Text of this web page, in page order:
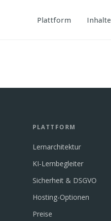
Plattform Inhalte
PLATTFORM
Lernarchitektur
KI-Lernbegleiter
Sicherheit & DSGVO
Hosting-Optionen
Preise